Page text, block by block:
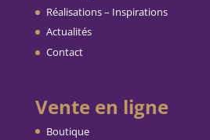
Réalisations – Inspirations
Actualités
Contact
Vente en ligne
Boutique